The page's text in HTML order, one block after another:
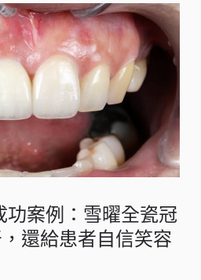
案例：雪曜全瓷冠
還給患者自信笑容